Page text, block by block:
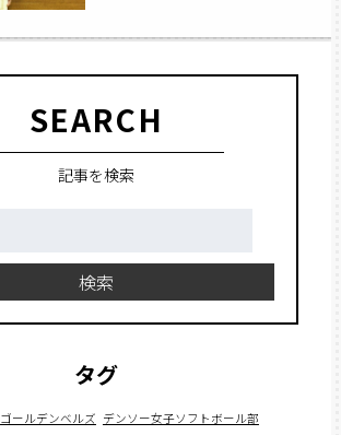
SEARCH
記事を検索
検索
タグ
ゴールデンベルズ デンソー女子ソフトボール部